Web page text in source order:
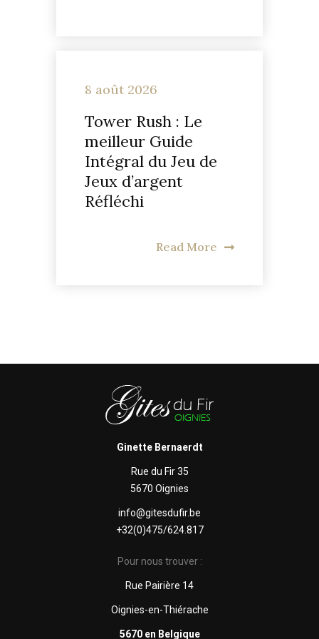
8 août 2026
Tower Rush : Le
meilleur Guide
Intégral du Jeu de
Jeux d’argent
Réfléchi
Read More
Ginette Bernaerdt
Rue du Fir 35
5670 Oignies
info@gitesdufir.be
+32(0)475/624.817
Pour nous trouver :
Rue Pairière 14
Oignies-en-Thiérache
5670 en Belgique